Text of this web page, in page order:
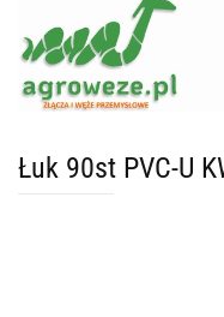
Łuk 90st PVC-U